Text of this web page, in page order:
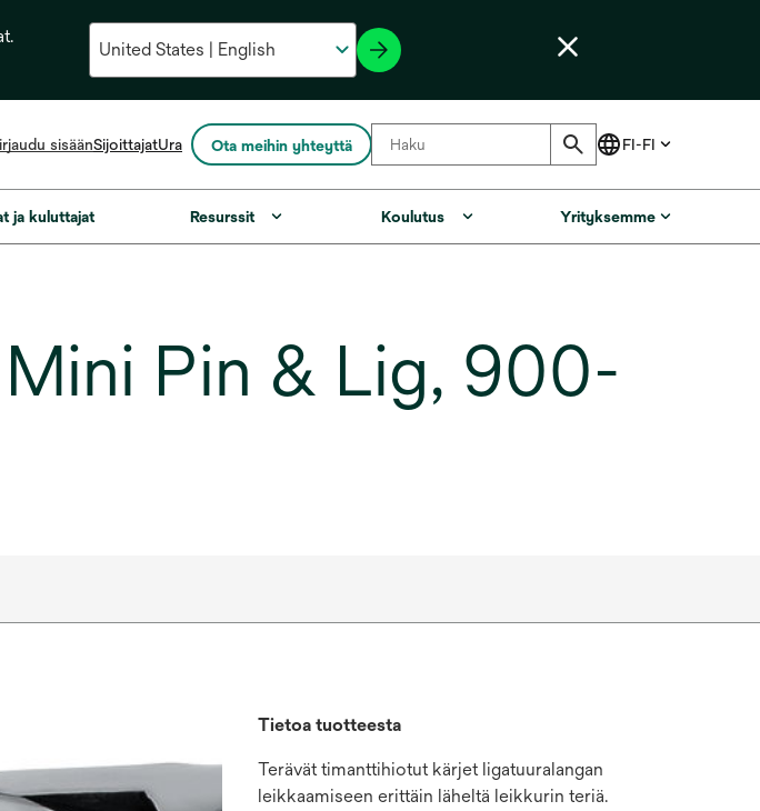
sisäänSijoittajatopens
a
Ura Ota meihin yhteyttä
ja kuluttajat Resurssit Koulutus Yrityksemme
Pin & Lig, 900-
Tietoa tuotteesta
Terävät timanttihiotut kärjet ligatuuralangan
leikkaamiseen erittäin läheltä leikkurin teriä.